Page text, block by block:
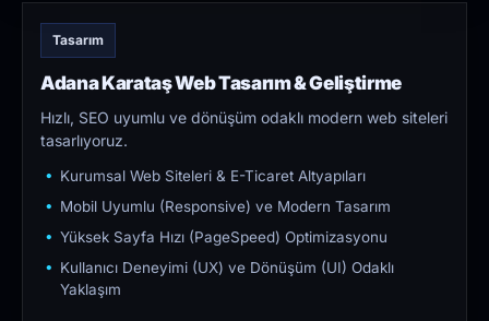
Tasarım
Adana Karataş Web Tasarım & Geliştirme
Hızlı, SEO uyumlu ve dönüşüm odaklı modern web siteleri
tasarlıyoruz.
Kurumsal Web Siteleri & E-Ticaret Altyapıları
Mobil Uyumlu (Responsive) ve Modern Tasarım
Yüksek Sayfa Hızı (PageSpeed) Optimizasyonu
Kullanıcı Deneyimi (UX) ve Dönüşüm (UI) Odaklı
Yaklaşım